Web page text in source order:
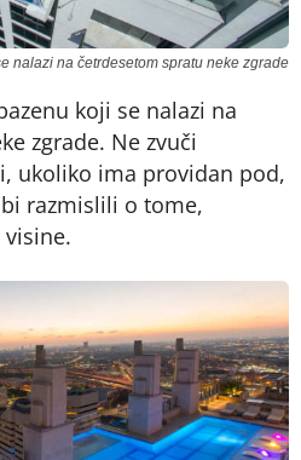
nalazi na četrdesetom spratu neke zgrade
koji se nalazi na
zgrade. Ne zvuči
ukoliko ima providan pod,
razmislili o tome,